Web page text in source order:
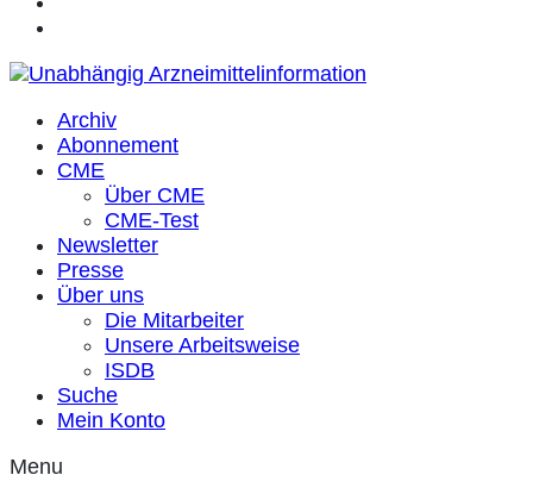
Archiv
Abonnement
CME
Über CME
CME-Test
Newsletter
Presse
Über uns
Die Mitarbeiter
Unsere Arbeitsweise
ISDB
Suche
Mein Konto
Menu